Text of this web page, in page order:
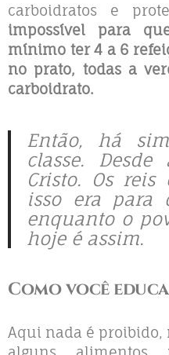
carboidratos e
impossível para
mínimo ter 4 a 6
no prato, todas a
carboidrato.
Então, há
classe.
Cristo. Os reis
isso era para
enquanto o
hoje é assim.
Como você
Aqui nada é proibido,